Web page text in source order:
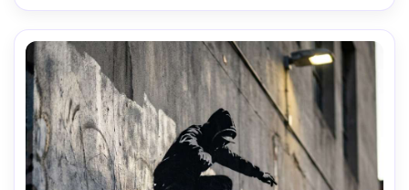
profonde, éclairage cinématographique doux-AR 4:5